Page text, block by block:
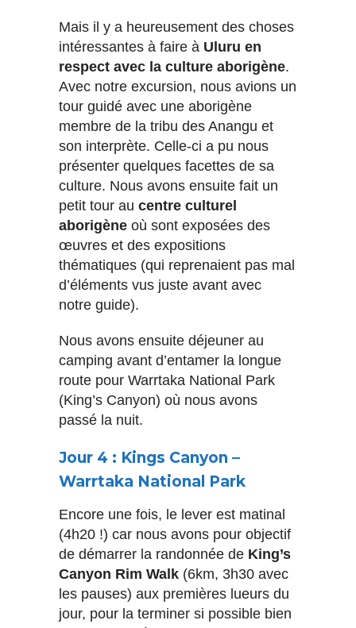
Mais il y a heureusement des choses
intéressantes à faire à Uluru en
respect avec la culture aborigène.
Avec notre excursion, nous avions un
tour guidé avec une aborigène
membre de la tribu des Anangu et
son interprète. Celle-ci a pu nous
présenter quelques facettes de sa
culture. Nous avons ensuite fait un
petit tour au centre culturel
aborigène où sont exposées des
œuvres et des expositions
thématiques (qui reprenaient pas mal
d’éléments vus juste avant avec
notre guide).
Nous avons ensuite déjeuner au
camping avant d’entamer la longue
route pour Warrtaka National Park
(King’s Canyon) où nous avons
passé la nuit.
Jour 4 : Kings Canyon –
Warrtaka National Park
Encore une fois, le lever est matinal
(4h20 !) car nous avons pour objectif
de démarrer la randonnée de King’s
Canyon Rim Walk (6km, 3h30 avec
les pauses) aux premières lueurs du
jour, pour la terminer si possible bien